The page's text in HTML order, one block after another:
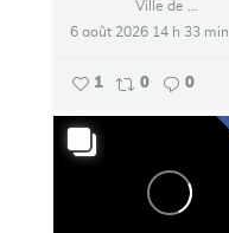
6 août 2026 14 h 33 min
1 0 0